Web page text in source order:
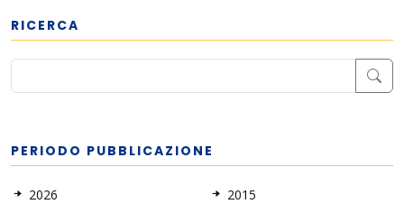
RICERCA
PERIODO PUBBLICAZIONE
2026
2015